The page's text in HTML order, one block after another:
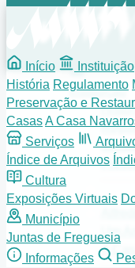
Instituição
Um
A
Início
Instituição
História Regulamento
Preservação e
CasasA Casa
Serviços
Índice de Arquivos
Cultura
Exposições Virtuais
Município
Juntas de Freguesia
Informações